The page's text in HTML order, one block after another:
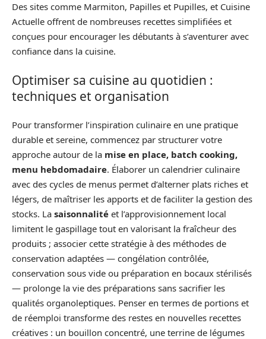
Des sites comme Marmiton, Papilles et Pupilles, et Cuisine
Actuelle offrent de nombreuses recettes simplifiées et
conçues pour encourager les débutants à s’aventurer avec
confiance dans la cuisine.
Optimiser sa cuisine au quotidien :
techniques et organisation
Pour transformer l’inspiration culinaire en une pratique
durable et sereine, commencez par structurer votre
approche autour de la mise en place, batch cooking,
menu hebdomadaire. Élaborer un calendrier culinaire
avec des cycles de menus permet d’alterner plats riches et
légers, de maîtriser les apports et de faciliter la gestion des
stocks. La saisonnalité et l’approvisionnement local
limitent le gaspillage tout en valorisant la fraîcheur des
produits ; associer cette stratégie à des méthodes de
conservation adaptées — congélation contrôlée,
conservation sous vide ou préparation en bocaux stérilisés
— prolonge la vie des préparations sans sacrifier les
qualités organoleptiques. Penser en termes de portions et
de réemploi transforme des restes en nouvelles recettes
créatives : un bouillon concentré, une terrine de légumes